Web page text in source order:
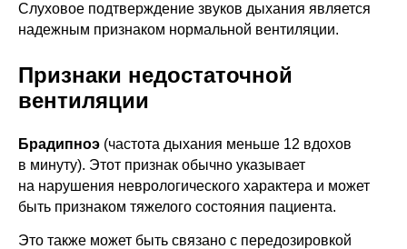
Слуховое подтверждение звуков дыхания является
надежным признаком нормальной вентиляции.
Признаки недостаточной
вентиляции
Брадипноэ (частота дыхания меньше 12 вдохов
в минуту). Этот признак обычно указывает
на нарушения неврологического характера и может
быть признаком тяжелого состояния пациента.
Это также может быть связано с передозировкой